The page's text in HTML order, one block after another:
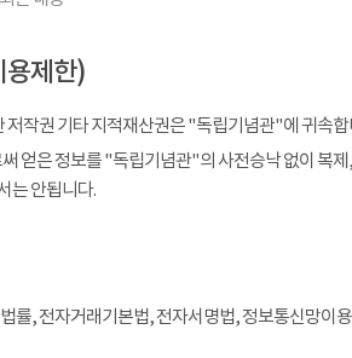
용제한)
작권 기타 지적재산권은 "독립기념관"에 귀속합
얻은 정보를 "독립기념관"의 사전승낙 없이 복
는 안됩니다.
률, 전자거래기본법, 전자서명법, 정보통신망이